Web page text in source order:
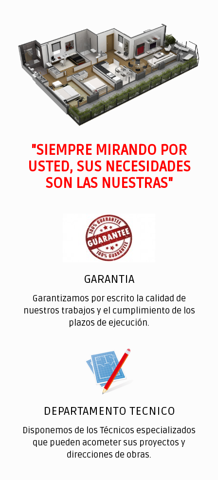
"SIEMPRE MIRANDO POR
USTED, SUS NECESIDADES
SON LAS NUESTRAS"
GARANTIA
Garantizamos por escrito la calidad de
nuestros trabajos y el cumplimiento de los
plazos de ejecución.
DEPARTAMENTO TECNICO
Disponemos de los Técnicos especializados
que pueden acometer sus proyectos y
direcciones de obras.